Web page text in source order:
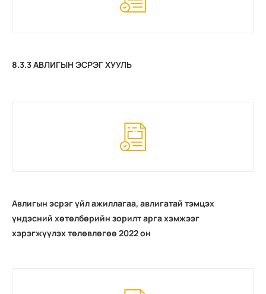
8.3.3 АВЛИГЫН ЭСРЭГ ХУУЛЬ
Авлигын эсрэг үйл ажиллагаа, авлигатай тэмцэх
үндэсний хөтөлбөрийн зорилт арга хэмжээг
хэрэгжүүлэх төлөвлөгөө 2022 он